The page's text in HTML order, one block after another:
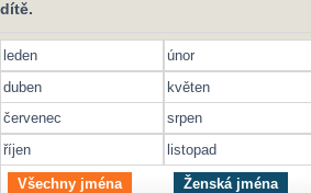
dítě.
leden únor
duben
květen
červenec
srpen
říjen
listopad
Všechny jména Ženská jména